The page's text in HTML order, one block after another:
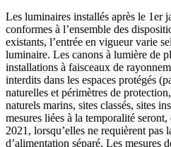
Les luminaires installés après le 1er
conformes à l’ensemble des
existants, l’entrée en vigueur varie
luminaire. Les canons à lumière de
installations à faisceaux de
interdits dans les espaces protégés
naturelles et périmètres de
naturels marins, sites classés, sites
mesures liées à la temporalité
2021, lorsqu’elles ne requièrent pas
d’alimentation séparé. Les mesures